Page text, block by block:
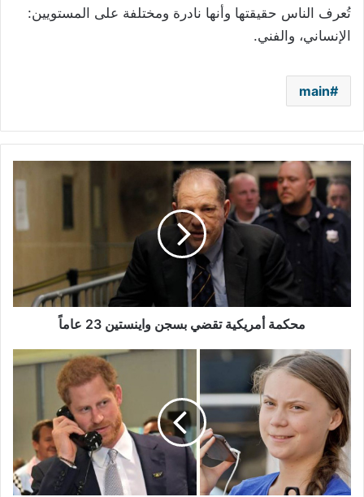
تُعرف الناس حقيقتها وأنها نادرة ومختلفة على المستويين:
الإنساني، والفني.
main
محكمة
أمريكية
تقضي
بسجن
واينستين
محكمة أمريكية تقضي بسجن واينستين 23 عاماً
تعرف
إلى
قصة
خداع
شابين
روسيين
للأمير
هاري